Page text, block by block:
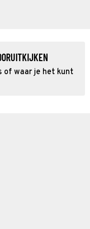
of waar je het kunt